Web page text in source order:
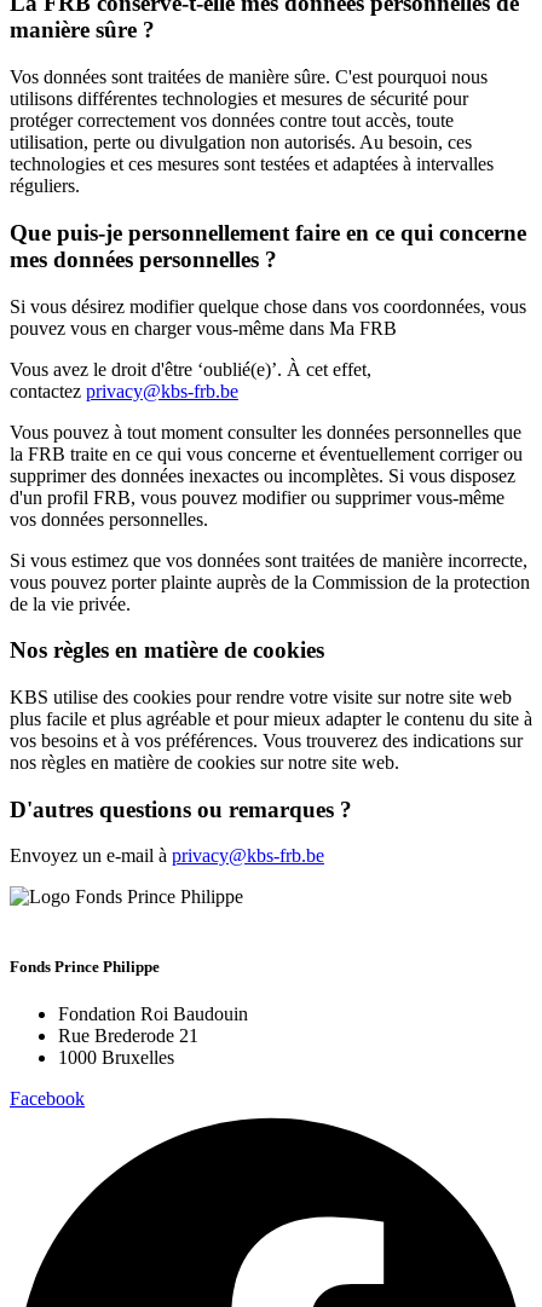
manière sûre ?
Vos données sont traitées de manière sûre. C'est pourquoi nous
utilisons différentes technologies et mesures de sécurité pour
protéger correctement vos données contre tout accès, toute
utilisation, perte ou divulgation non autorisés. Au besoin, ces
technologies et ces mesures sont testées et adaptées à intervalles
réguliers.
Que puis-je personnellement faire en ce qui concerne
mes données personnelles ?
Si vous désirez modifier quelque chose dans vos coordonnées, vous
pouvez vous en charger vous-même dans Ma FRB
Vous avez le droit d'être ‘oublié(e)’. À cet effet,
contactez privacy@kbs-frb.be
Vous pouvez à tout moment consulter les données personnelles que
la FRB traite en ce qui vous concerne et éventuellement corriger ou
supprimer des données inexactes ou incomplètes. Si vous disposez
d'un profil FRB, vous pouvez modifier ou supprimer vous-même
vos données personnelles.
Si vous estimez que vos données sont traitées de manière incorrecte,
vous pouvez porter plainte auprès de la Commission de la protection
de la vie privée.
Nos règles en matière de cookies
KBS utilise des cookies pour rendre votre visite sur notre site web
plus facile et plus agréable et pour mieux adapter le contenu du site à
vos besoins et à vos préférences. Vous trouverez des indications sur
nos règles en matière de cookies sur notre site web.
D'autres questions ou remarques ?
Envoyez un e-mail à privacy@kbs-frb.be
Fonds Prince Philippe
Fondation Roi Baudouin
Rue Brederode 21
1000 Bruxelles
Facebook